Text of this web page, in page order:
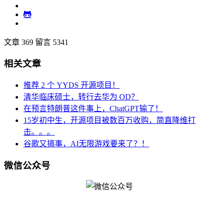
文章 369 留言 5341
相关文章
推荐 2 个 YYDS 开源项目！
清华临床硕士，转行去华为 OD？
在预言特朗普这件事上，ChatGPT输了！
15岁初中生，开源项目被数百万收购，简直降维打
击。。。
谷歌又搞事，AI无限游戏要来了？！
微信公众号